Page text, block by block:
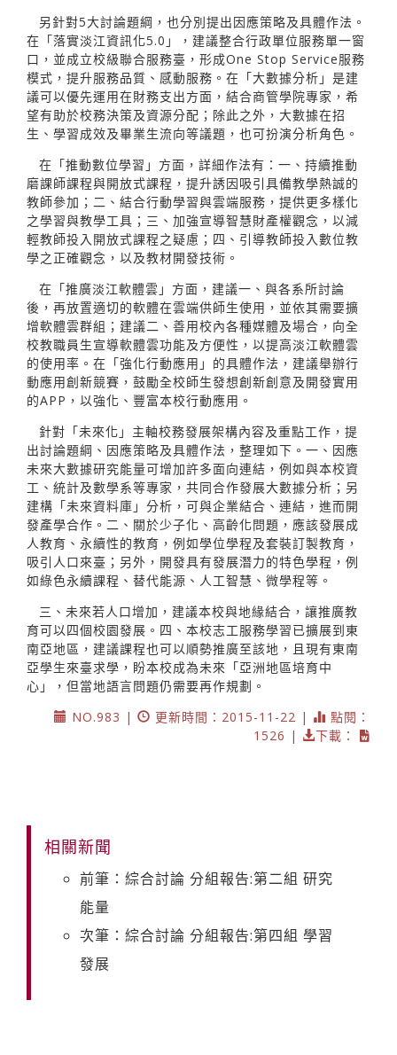
另針對5大討論題綱，也分別提出因應策略及具體作法。
在「落實淡江資訊化5.0」，建議整合行政單位服務單一窗
口，並成立校級聯合服務臺，形成One Stop Service服務
模式，提升服務品質、感動服務。在「大數據分析」是建
議可以優先運用在財務支出方面，結合商管學院專家，希
望有助於校務決策及資源分配；除此之外，大數據在招
生、學習成效及畢業生流向等議題，也可扮演分析角色。
在「推動數位學習」方面，詳細作法有：一、持續推動
磨課師課程與開放式課程，提升誘因吸引具備教學熱誠的
教師參加；二、結合行動學習與雲端服務，提供更多樣化
之學習與教學工具；三、加強宣導智慧財產權觀念，以減
輕教師投入開放式課程之疑慮；四、引導教師投入數位教
學之正確觀念，以及教材開發技術。
在「推廣淡江軟體雲」方面，建議一、與各系所討論
後，再放置適切的軟體在雲端供師生使用，並依其需要擴
增軟體雲群組；建議二、善用校內各種媒體及場合，向全
校教職員生宣導軟體雲功能及方便性，以提高淡江軟體雲
的使用率。在「強化行動應用」的具體作法，建議舉辦行
動應用創新競賽，鼓勵全校師生發想創新創意及開發實用
的APP，以強化、豐富本校行動應用。
針對「未來化」主軸校務發展架構內容及重點工作，提
出討論題綱、因應策略及具體作法，整理如下。一、因應
未來大數據研究能量可增加許多面向連結，例如與本校資
工、統計及數學系等專家，共同合作發展大數據分析；另
建構「未來資料庫」分析，可與企業結合、連結，進而開
發產學合作。二、關於少子化、高齡化問題，應該發展成
人教育、永續性的教育，例如學位學程及套裝訂製教育，
吸引人口來臺；另外，開發具有發展潛力的特色學程，例
如綠色永續課程、替代能源、人工智慧、微學程等。
三、未來若人口增加，建議本校與地緣結合，讓推廣教
育可以四個校園發展。四、本校志工服務學習已擴展到東
南亞地區，建議課程也可以順勢推廣至該地，且現有東南
亞學生來臺求學，盼本校成為未來「亞洲地區培育中
心」，但當地語言問題仍需要再作規劃。
NO.983 |
更新時間：2015-11-22 |
點閱：
1526 |
下載：
相關新聞
前筆：綜合討論 分組報告:第二組 研究
能量
次筆：綜合討論 分組報告:第四組 學習
發展